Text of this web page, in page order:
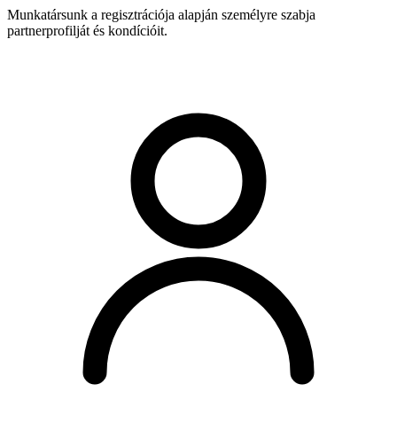
Munkatársunk a regisztrációja alapján személyre szabja
partnerprofilját és kondícióit.